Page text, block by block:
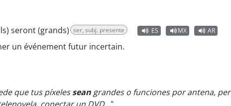
seront (grands) ser, subj. presente ES MX AR
un événement futur incertain.
que tus píxelessean grandes o funciones por antena,